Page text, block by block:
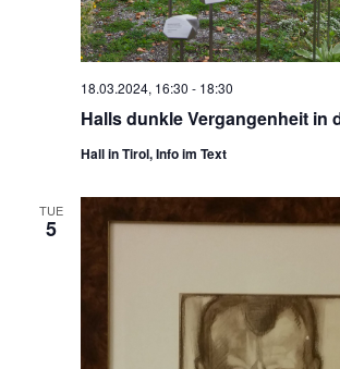
Halls dunkle Vergangenheit in
18.03.2024, 16:30 - 18:30
Hall in Tirol, Info im Text
TUE
5